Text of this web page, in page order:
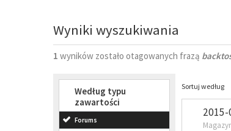
Wyniki wyszukiwania
1 wyników zostało otagowanych frazą
Według typu
zawartości
Forums
Sortuj według
2015-